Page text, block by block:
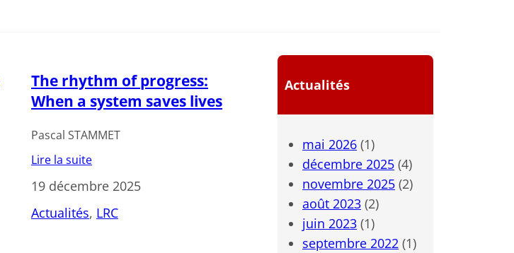
The rhythm of progress:
When a system saves lives
Pascal STAMMET
Lire la suite
19 décembre 2025
Actualités, LRC
Actualités
mai 2026 (1)
décembre 2025 (4)
novembre 2025 (2)
août 2023 (2)
juin 2023 (1)
septembre 2022 (1)